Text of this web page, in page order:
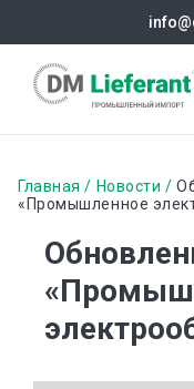
основному
содержанию
Строка
навигации
Главная Новости
«Промышленное